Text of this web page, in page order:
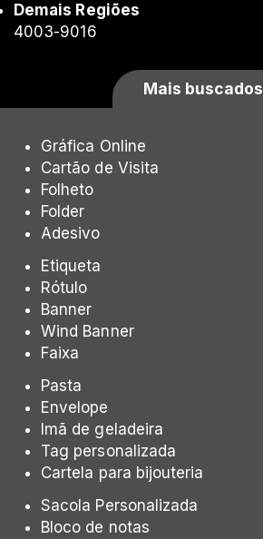
Demais Regiões
4003-9016
Mais buscados
Gráfica Online
Cartão de Visita
Folheto
Folder
Adesivo
Etiqueta
Rótulo
Banner
Wind Banner
Faixa
Pasta
Envelope
Imã de geladeira
Tag personalizada
Cartela para bijouteria
Sacola Personalizada
Bloco de notas